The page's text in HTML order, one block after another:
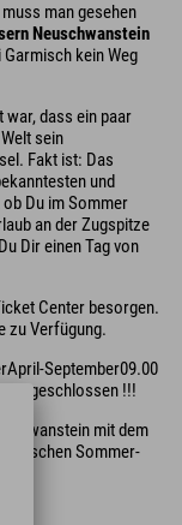
man gesehen
Neuschwanstein
kein Weg
war, dass ein paar
sein
Fakt ist: Das
und
Du im Sommer
an der Zugspitze
Dir einen Tag von
Center besorgen.
zu Verfügung.
September09.00
geschlossen !!!
mit dem
Sommer-